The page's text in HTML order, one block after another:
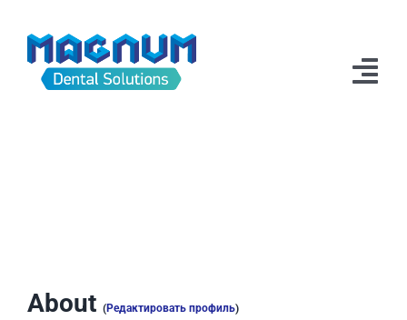
content
About (Редактировать профиль)